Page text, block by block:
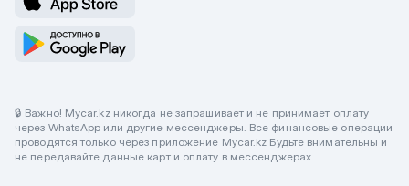
🔒 Важно! Mycar.kz никогда не запрашивает и не принимает оплату
через WhatsApp или другие мессенджеры. Все финансовые операции
проводятся только через приложение Mycar.kz Будьте внимательны и
не передавайте данные карт и оплату в мессенджерах.